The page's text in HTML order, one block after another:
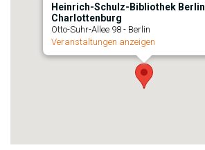
Heinrich-Schulz-Bibliothek Berlin
Charlottenburg
Otto-Suhr-Allee 98 - Berlin
Veranstaltungen anzeigen